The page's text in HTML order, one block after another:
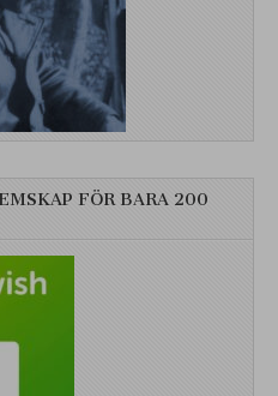
FÖR BARA 200